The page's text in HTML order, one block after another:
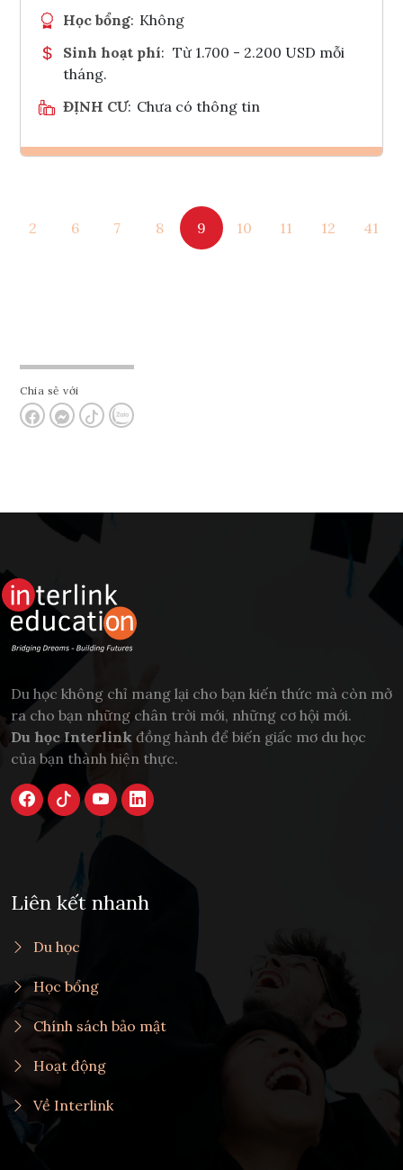
Học bổng: Không
Sinh hoạt phí: Từ 1.700 - 2.200 USD mỗi
tháng.
ĐỊNH CƯ: Chưa có thông tin
Tham vấn Interlink
2 6 7 8 9 10 11 12 41
Chia sẻ với
Du học không chỉ mang lại cho bạn kiến thức mà còn mở
ra cho bạn những chân trời mới, những cơ hội mới.
Du học Interlink đồng hành để biến giấc mơ du học
của bạn thành hiện thực.
Liên kết nhanh
Du học
Học bổng
Chính sách bảo mật
Hoạt động
Về Interlink